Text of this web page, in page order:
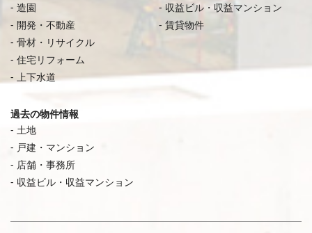
造園
開発・不動産
骨材・リサイクル
住宅リフォーム
上下水道
収益ビル・収益マンション
賃貸物件
過去の物件情報
土地
戸建・マンション
店舗・事務所
収益ビル・収益マンション